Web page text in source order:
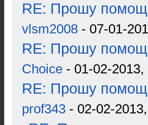
RE: Прошу
vlsm2008 - 07-01-
RE: Прошу
Choice - 01-02-2013,
RE: Прошу
prof343 - 02-02-